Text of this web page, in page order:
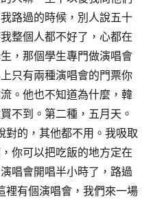
路過的時候，別人說五十
整個人都不好了，心都在
，那個學生專門做演唱會
只有兩種演唱會的門票你
。他也不知道為什麼，韓
不到。第二種，五月天。
對的，其他都不用。我吸取
你可以把吃飯的地方定在
唱會開唱半小時了，路過
裡有個演唱會，我們來一場